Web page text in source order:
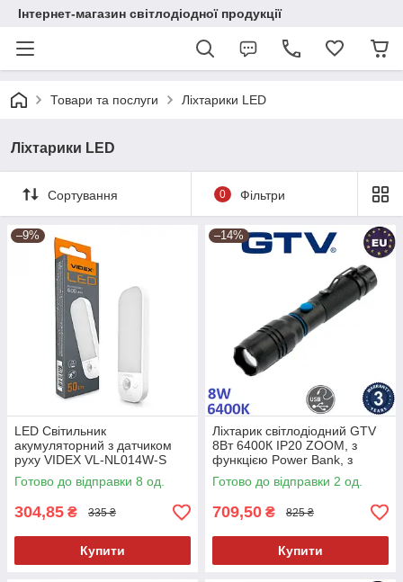
Інтернет-магазин світлодіодної продукції
Товари та послуги Ліхтарики LED
Ліхтарики LED
Сортування 0 Фільтри
–9%
LED Світильник
акумуляторний з датчиком
руху VIDEX VL-NL014W-S
Готово до відправки 8 од.
304,85 ₴ 335 ₴
Купити
–14%
Ліхтарик світлодіодний GTV
8Вт 6400К IP20 ZOOM, з
функцією Power Bank, з
акумулятором
Готово до відправки 2 од.
709,50 ₴ 825 ₴
Купити